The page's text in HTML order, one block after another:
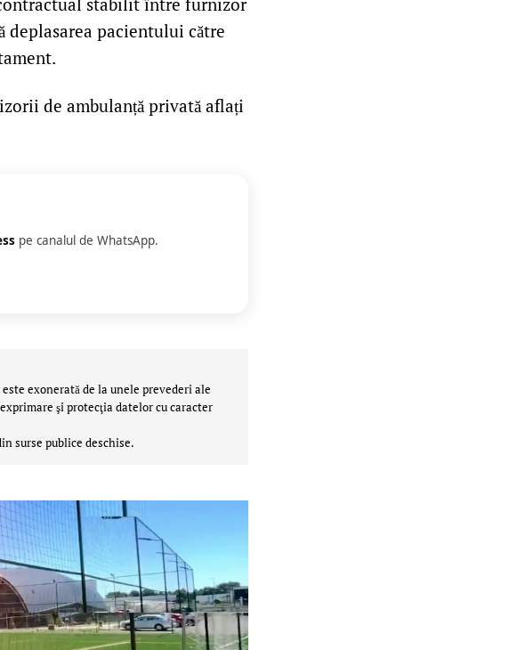
deplasarea pacientului către
de ambulanță privată aflați
pe canalul de WhatsApp.
exonerată de la unele prevederi ale
şi protecţia datelor cu caracter
surse publice deschise.